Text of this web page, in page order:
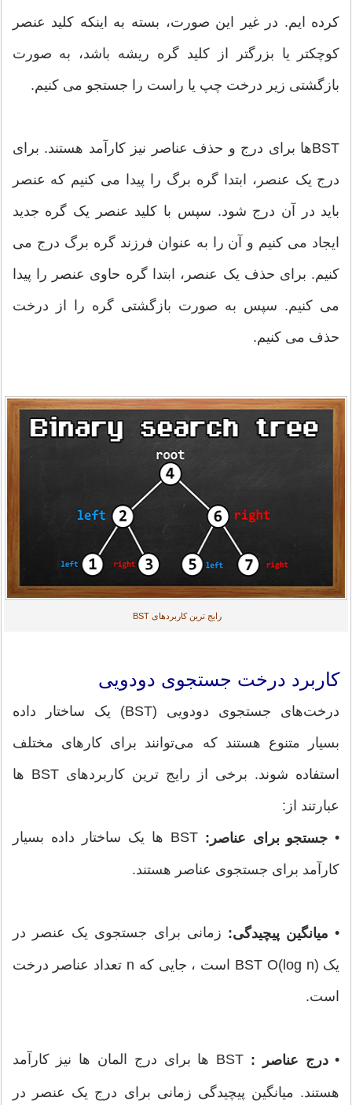
کرده ایم. در غیر این صورت، بسته به اینکه کلید عنصر
کوچکتر یا بزرگتر از کلید گره ریشه باشد، به صورت
بازگشتی زیر درخت چپ یا راست را جستجو می کنیم.
BSTها برای درج و حذف عناصر نیز کارآمد هستند. برای
درج یک عنصر، ابتدا گره برگ را پیدا می کنیم که عنصر
باید در آن درج شود. سپس با کلید عنصر یک گره جدید
ایجاد می کنیم و آن را به عنوان فرزند گره برگ درج می
کنیم. برای حذف یک عنصر، ابتدا گره حاوی عنصر را پیدا
می کنیم. سپس به صورت بازگشتی گره را از درخت
حذف می کنیم.
رایج ترین کاربردهای BST
کاربرد درخت جستجوی دودویی
درخت‌های جستجوی دودویی (BST) یک ساختار داده
بسیار متنوع هستند که می‌توانند برای کارهای مختلف
استفاده شوند. برخی از رایج ترین کاربردهای BST ها
عبارتند از:
• جستجو برای عناصر: BST ها یک ساختار داده بسیار
کارآمد برای جستجوی عناصر هستند.
• میانگین پیچیدگی: زمانی برای جستجوی یک عنصر در
یک BST O(log n) است ، جایی که n تعداد عناصر درخت
است.
•درج عناصر : BST ها برای درج المان ها نیز کارآمد
هستند. میانگین پیچیدگی زمانی برای درج یک عنصر در